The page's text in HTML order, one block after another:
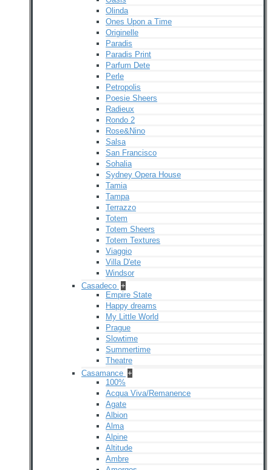
Olinda
Ones Upon a Time
Originelle
Paradis
Paradis Print
Parfum Dete
Perle
Petropolis
Poesie Sheers
Radieux
Rondo 2
Rose&Nino
Salsa
San Francisco
Sohalia
Sydney Opera House
Tamia
Tampa
Terrazzo
Totem
Totem Sheers
Totem Textures
Viaggio
Villa D'ete
Windsor
Casadeco +
Empire State
Happy dreams
My Little World
Prague
Slowtime
Summertime
Theatre
Casamance +
100%
Acqua Viva/Remanence
Agate
Albion
Alma
Alpine
Altitude
Ambre